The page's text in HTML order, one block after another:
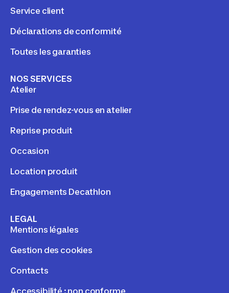
Service client
Déclarations de conformité
Toutes les garanties
NOS SERVICES
Atelier
Prise de rendez-vous en atelier
Reprise produit
Occasion
Location produit
Engagements Decathlon
LEGAL
Mentions légales
Gestion des cookies
Contacts
Accessibilité : non conforme